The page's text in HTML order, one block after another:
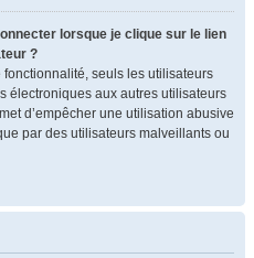
lorsque je clique sur le lien
?
seuls les utilisateurs
électroniques aux autres utilisateurs
d’empêcher une utilisation abusive
par des utilisateurs malveillants ou